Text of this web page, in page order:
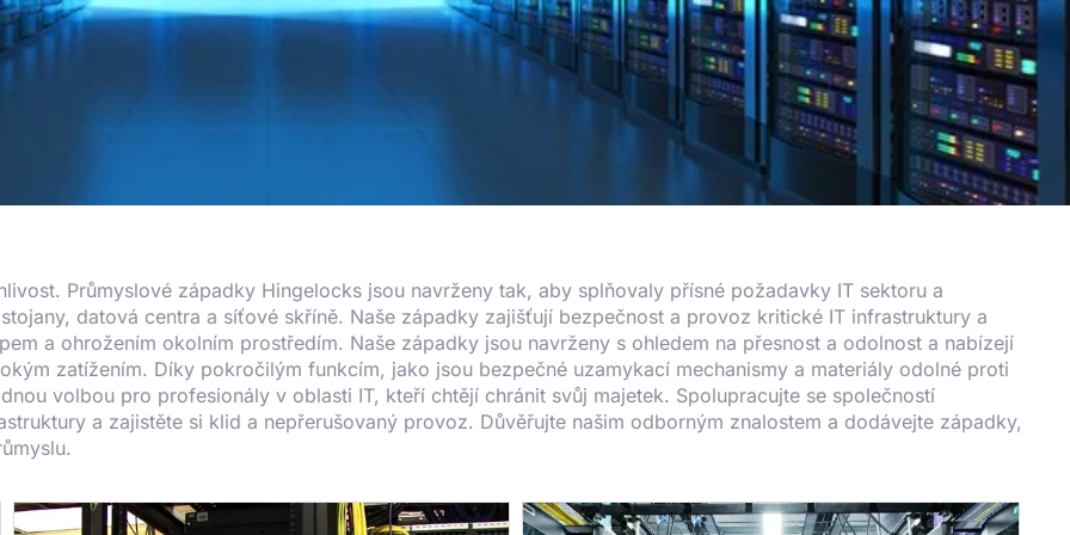
Průmyslové západky Hingelocks jsou navrženy tak, aby splňovaly přísné požadavky IT sektoru a
datová centra a síťové skříně. Naše západky zajišťují bezpečnost a provoz kritické IT infrastruktury a
a ohrožením okolním prostředím. Naše západky jsou navrženy s ohledem na přesnost a odolnost a nabízejí
zatížením. Díky pokročilým funkcím, jako jsou bezpečné uzamykací mechanismy a materiály odolné proti
volbou pro profesionály v oblasti IT, kteří chtějí chránit svůj majetek. Spolupracujte se společností
a zajistěte si klid a nepřerušovaný provoz. Důvěřujte našim odborným znalostem a dodávejte západky,